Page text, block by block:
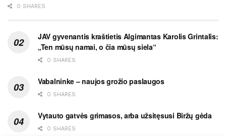
0 SHARES
JAV gyvenantis kraštietis Algimantas Karolis Grintalis:
„Ten mūsų namai, o čia mūsų siela“
0 SHARES
Vabalninke – naujos grožio paslaugos
0 SHARES
Vytauto gatvės grimasos, arba užsitęsusi Biržų gėda
0 SHARES